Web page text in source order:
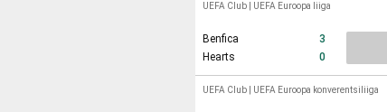
UEFA Club UEFA Euroopa liiga
Benfica
Hearts
3
0
UEFA Club UEFA Euroopa konverentsiliiga